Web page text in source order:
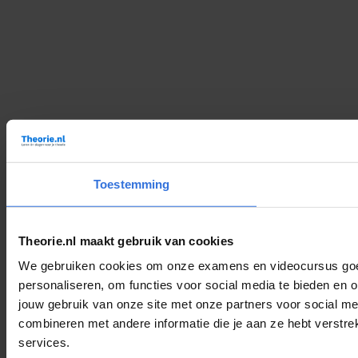
Toestemming
Theorie.nl maakt gebruik van cookies
We gebruiken cookies om onze examens en videocursus
personaliseren, om functies voor social media te bieden en
jouw gebruik van onze site met onze partners voor social
combineren met andere informatie die je aan ze hebt
services.